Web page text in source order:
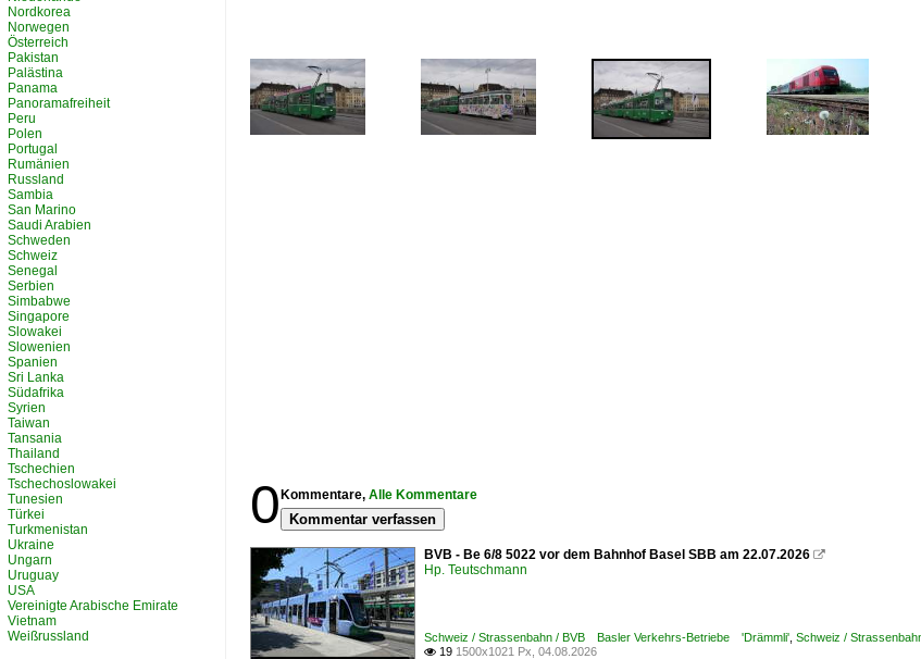
0 Kommentare, Alle Kommentare
Kommentar verfassen
BVB - Be 6/8 5022 vor dem Bahnhof Basel SBB am 22.07.2026 
Hp. Teutschmann
Schweiz / Strassenbahn / BVB Basler Verkehrs-Betriebe 'Drämmli' Schweiz /
 19 1500x1021 Px, 04.08.2026
Nordkorea
Norwegen
Österreich
Pakistan
Palästina
Panama
Panoramafreiheit
Peru
Polen
Portugal
Rumänien
Russland
Sambia
San Marino
Saudi Arabien
Schweden
Schweiz
Senegal
Serbien
Simbabwe
Singapore
Slowakei
Slowenien
Spanien
Sri Lanka
Südafrika
Syrien
Taiwan
Tansania
Thailand
Tschechien
Tschechoslowakei
Tunesien
Türkei
Turkmenistan
Ukraine
Ungarn
Uruguay
USA
Vereinigte Arabische Emirate
Vietnam
Weißrussland